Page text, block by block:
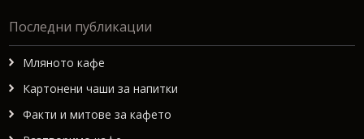
Последни публикации
Мляното кафе
Картонени чаши за напитки
Факти и митове за кафето